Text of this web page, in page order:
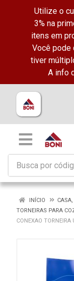
Utilize o
3% na
itens em
Você pode
tiver
A info
INÍCIO
TORNEIRAS PARA
CONEXAO